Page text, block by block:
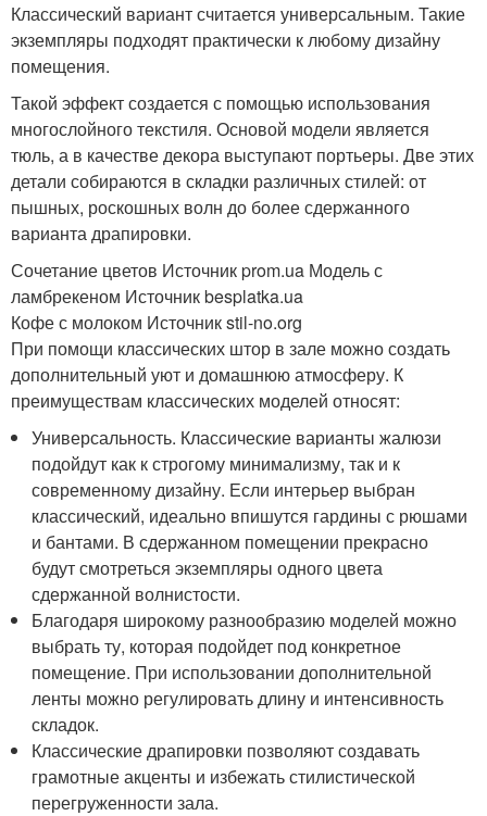
Классический вариант считается универсальным. Такие
экземпляры подходят практически к любому дизайну
помещения.
Такой эффект создается с помощью использования
многослойного текстиля. Основой модели является
тюль, а в качестве декора выступают портьеры. Две этих
детали собираются в складки различных стилей: от
пышных, роскошных волн до более сдержанного
варианта драпировки.
Сочетание цветов Источник prom.ua Модель с
ламбрекеном Источник besplatka.ua
Кофе с молоком Источник stil-no.org
При помощи классических штор в зале можно создать
дополнительный уют и домашнюю атмосферу. К
преимуществам классических моделей относят:
Универсальность. Классические варианты жалюзи
подойдут как к строгому минимализму, так и к
современному дизайну. Если интерьер выбран
классический, идеально впишутся гардины с рюшами
и бантами. В сдержанном помещении прекрасно
будут смотреться экземпляры одного цвета
сдержанной волнистости.
Благодаря широкому разнообразию моделей можно
выбрать ту, которая подойдет под конкретное
помещение. При использовании дополнительной
ленты можно регулировать длину и интенсивность
складок.
Классические драпировки позволяют создавать
грамотные акценты и избежать стилистической
перегруженности зала.